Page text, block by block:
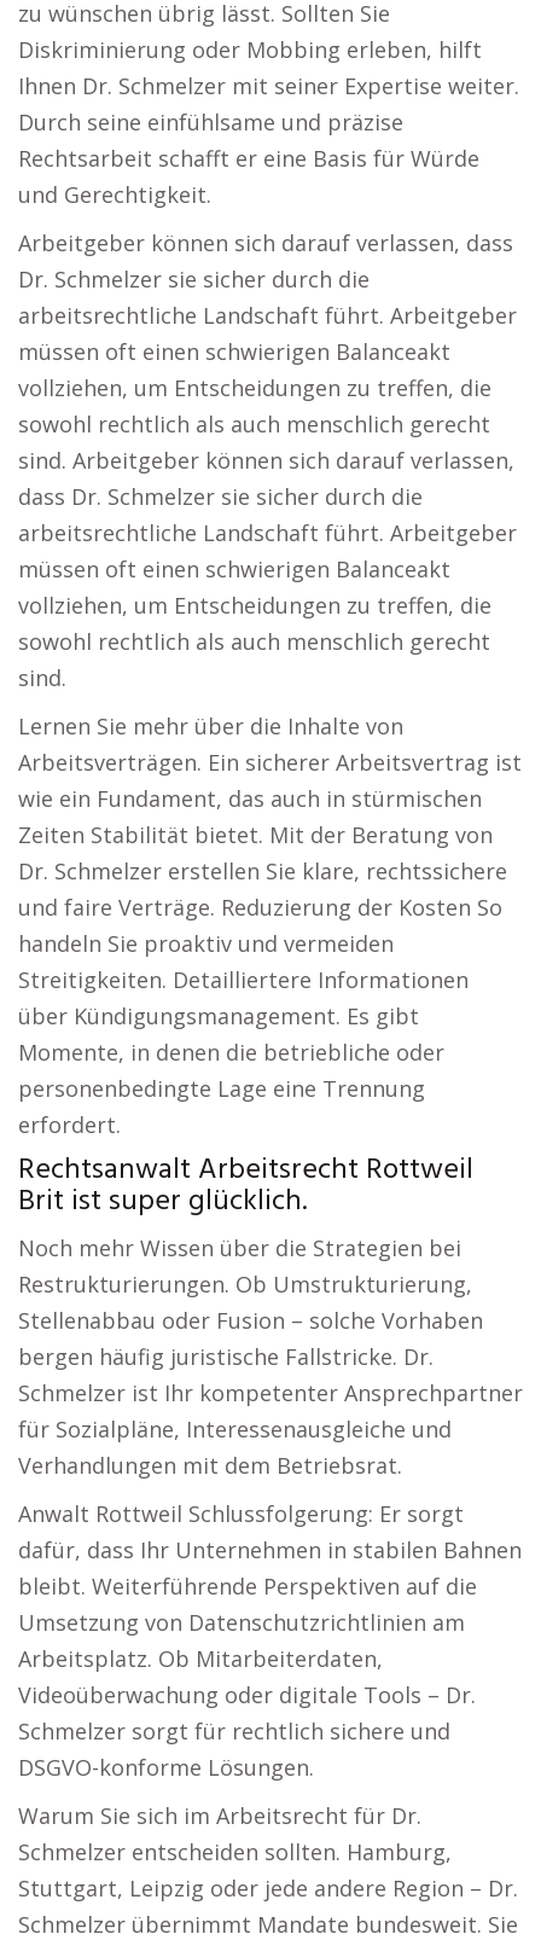
zu wünschen übrig lässt. Sollten Sie
Diskriminierung oder Mobbing erleben, hilft
Ihnen Dr. Schmelzer mit seiner Expertise weiter.
Durch seine einfühlsame und präzise
Rechtsarbeit schafft er eine Basis für Würde
und Gerechtigkeit.
Arbeitgeber können sich darauf verlassen, dass
Dr. Schmelzer sie sicher durch die
arbeitsrechtliche Landschaft führt. Arbeitgeber
müssen oft einen schwierigen Balanceakt
vollziehen, um Entscheidungen zu treffen, die
sowohl rechtlich als auch menschlich gerecht
sind. Arbeitgeber können sich darauf verlassen,
dass Dr. Schmelzer sie sicher durch die
arbeitsrechtliche Landschaft führt. Arbeitgeber
müssen oft einen schwierigen Balanceakt
vollziehen, um Entscheidungen zu treffen, die
sowohl rechtlich als auch menschlich gerecht
sind.
Lernen Sie mehr über die Inhalte von
Arbeitsverträgen. Ein sicherer Arbeitsvertrag ist
wie ein Fundament, das auch in stürmischen
Zeiten Stabilität bietet. Mit der Beratung von
Dr. Schmelzer erstellen Sie klare, rechtssichere
und faire Verträge. Reduzierung der Kosten So
handeln Sie proaktiv und vermeiden
Streitigkeiten. Detailliertere Informationen
über Kündigungsmanagement. Es gibt
Momente, in denen die betriebliche oder
personenbedingte Lage eine Trennung
erfordert.
Rechtsanwalt Arbeitsrecht Rottweil
Brit ist super glücklich.
Noch mehr Wissen über die Strategien bei
Restrukturierungen. Ob Umstrukturierung,
Stellenabbau oder Fusion – solche Vorhaben
bergen häufig juristische Fallstricke. Dr.
Schmelzer ist Ihr kompetenter Ansprechpartner
für Sozialpläne, Interessenausgleiche und
Verhandlungen mit dem Betriebsrat.
Anwalt Rottweil Schlussfolgerung: Er sorgt
dafür, dass Ihr Unternehmen in stabilen Bahnen
bleibt. Weiterführende Perspektiven auf die
Umsetzung von Datenschutzrichtlinien am
Arbeitsplatz. Ob Mitarbeiterdaten,
Videoüberwachung oder digitale Tools – Dr.
Schmelzer sorgt für rechtlich sichere und
DSGVO-konforme Lösungen.
Warum Sie sich im Arbeitsrecht für Dr.
Schmelzer entscheiden sollten. Hamburg,
Stuttgart, Leipzig oder jede andere Region – Dr.
Schmelzer übernimmt Mandate bundesweit. Sie